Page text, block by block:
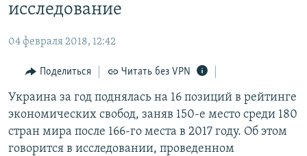
главной
Вернутся
поиску
ИНТЕРАКТИВ
ИНФОГРАФИКА
ТЕЛЕПРОЕКТ КРЫМ.РЕАЛИИ
СОВЕТЫ ПРАВОЗАЩИТНИКОВ
ПРОПАВШИЕ БЕЗ ВЕСТИ
РАДІО СВОБОДА
КАК ОБОЙТИ БЛОКИРОВКУ
Українською
Qırımtatar
исследование
04 февраля 2018, 12:42
Поделиться Читать без VPN
Украина за год поднялась на 16 позиций в рейтинге
экономических свобод, заняв 150-е место среди 180
стран мира после 166-го места в 2017 году. Об этом
говорится в исследовании, проведенном